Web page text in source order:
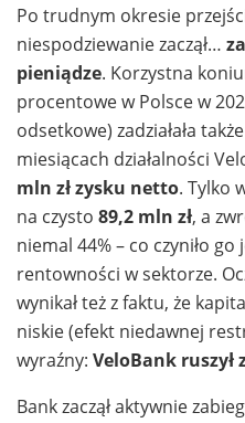
Po trudnym okresie
niespodziewanie zaczął…
pieniądze. Korzystna
procentowe w Polsce w
odsetkowe) zadziałała
miesiącach działalności
mln zł zysku netto. Tylko
na czysto 89,2 mln zł, a
niemal 44% – co czyniło
rentowności w sektorze.
wynikał też z faktu, że
niskie (efekt niedawnej
wyraźny: VeloBank ruszył
Bank zaczął aktywnie